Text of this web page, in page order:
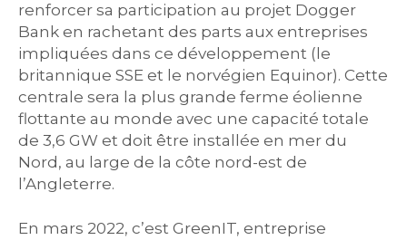
renforcer sa participation au projet Dogger
Bank en rachetant des parts aux entreprises
impliquées dans ce développement (le
britannique SSE et le norvégien Equinor). Cette
centrale sera la plus grande ferme éolienne
flottante au monde avec une capacité totale
de 3,6 GW et doit être installée en mer du
Nord, au large de la côte nord-est de
l’Angleterre.
En mars 2022, c’est GreenIT, entreprise